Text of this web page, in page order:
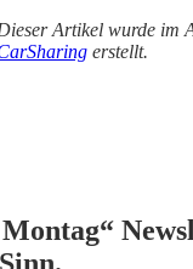
Artikel wurde im
erstellt.